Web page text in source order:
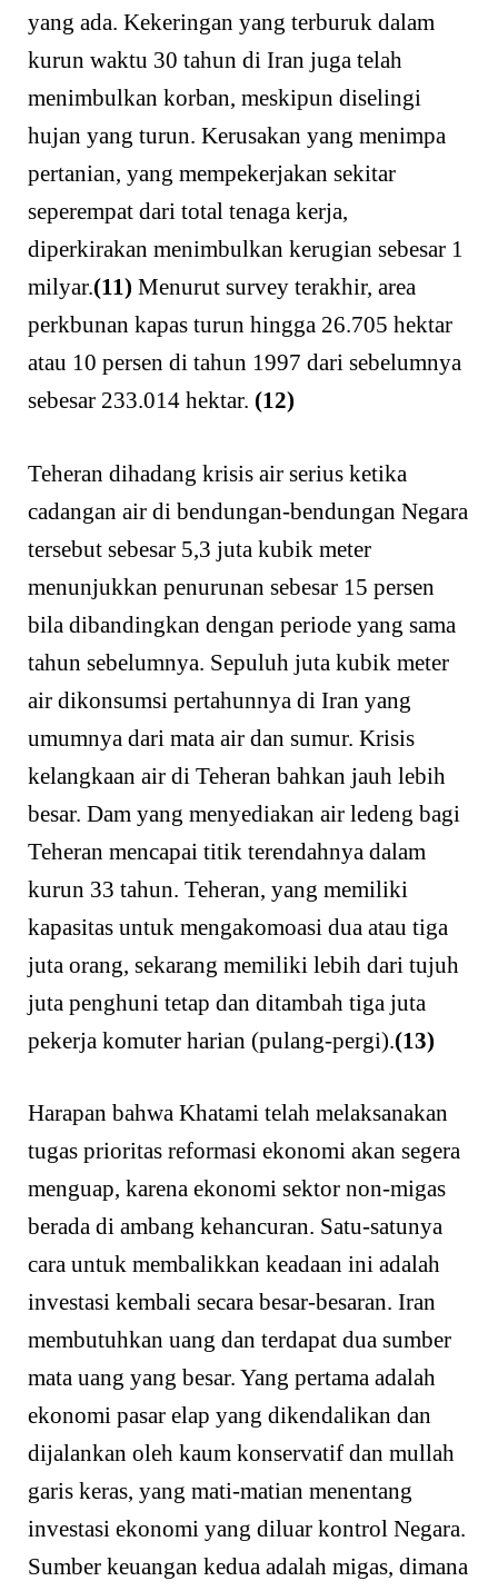
yang ada. Kekeringan yang terburuk dalam
kurun waktu 30 tahun di Iran juga telah
menimbulkan korban, meskipun diselingi
hujan yang turun. Kerusakan yang menimpa
pertanian, yang mempekerjakan sekitar
seperempat dari total tenaga kerja,
diperkirakan menimbulkan kerugian sebesar 1
milyar.(11) Menurut survey terakhir, area
perkbunan kapas turun hingga 26.705 hektar
atau 10 persen di tahun 1997 dari sebelumnya
sebesar 233.014 hektar. (12)
Teheran dihadang krisis air serius ketika
cadangan air di bendungan-bendungan Negara
tersebut sebesar 5,3 juta kubik meter
menunjukkan penurunan sebesar 15 persen
bila dibandingkan dengan periode yang sama
tahun sebelumnya. Sepuluh juta kubik meter
air dikonsumsi pertahunnya di Iran yang
umumnya dari mata air dan sumur. Krisis
kelangkaan air di Teheran bahkan jauh lebih
besar. Dam yang menyediakan air ledeng bagi
Teheran mencapai titik terendahnya dalam
kurun 33 tahun. Teheran, yang memiliki
kapasitas untuk mengakomoasi dua atau tiga
juta orang, sekarang memiliki lebih dari tujuh
juta penghuni tetap dan ditambah tiga juta
pekerja komuter harian (pulang-pergi).(13)
Harapan bahwa Khatami telah melaksanakan
tugas prioritas reformasi ekonomi akan segera
menguap, karena ekonomi sektor non-migas
berada di ambang kehancuran. Satu-satunya
cara untuk membalikkan keadaan ini adalah
investasi kembali secara besar-besaran. Iran
membutuhkan uang dan terdapat dua sumber
mata uang yang besar. Yang pertama adalah
ekonomi pasar elap yang dikendalikan dan
dijalankan oleh kaum konservatif dan mullah
garis keras, yang mati-matian menentang
investasi ekonomi yang diluar kontrol Negara.
Sumber keuangan kedua adalah migas, dimana